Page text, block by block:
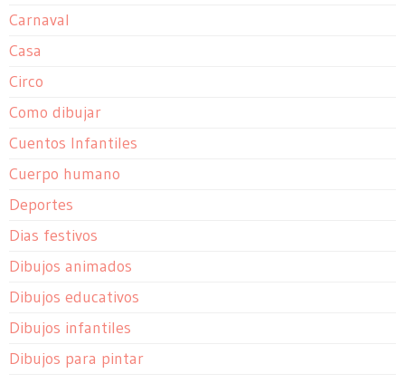
Carnaval
Casa
Circo
Como dibujar
Cuentos Infantiles
Cuerpo humano
Deportes
Dias festivos
Dibujos animados
Dibujos educativos
Dibujos infantiles
Dibujos para pintar